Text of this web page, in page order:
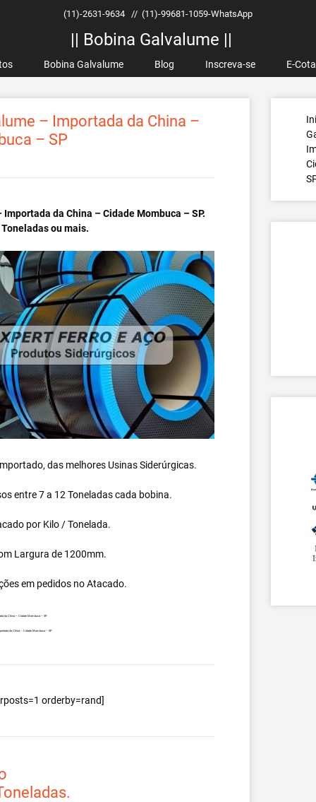
(11)-2631-9634 // (11)-99681-1059-WhatsApp
|| Bobina Galvalume ||
Bobina Galvalume Blog Inscreva-se E-
– Importada da China –
– SP
da China – Cidade Mombuca – SP.
ou mais.
das melhores Usinas Siderúrgicas.
entre 7 a 12 Toneladas cada bobina.
por Kilo / Tonelada.
Largura de 1200mm.
em pedidos no Atacado.
da China – Cidade Mombuca – SP.
da China – Cidade Mombuca – SP.
orderby=rand]